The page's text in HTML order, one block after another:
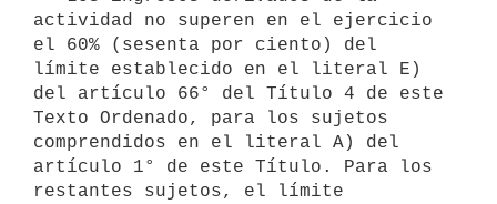
actividad no superen en el ejercicio
el 60% (sesenta por ciento) del
límite establecido en el literal E)
del artículo 66° del Título 4 de este
Texto Ordenado, para los sujetos
comprendidos en el literal A) del
artículo 1° de este Título. Para los
restantes sujetos, el límite